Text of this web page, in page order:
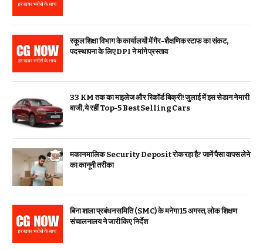
स्कूल शिक्षा विभाग के कार्यालयों में गैर-शैक्षणिक स्टाफ का संकट,
पदस्थापना के लिए DPI ने मांगे प्रस्ताव
33 KM तक का माइलेज और रिकॉर्ड बिक्री! जुलाई में इस सेडान ने मारी
बाजी, ये रहीं Top-5 Best Selling Cars
मकान मालिक Security Deposit रोक रहा है? जानें पैसा वापस लेने
का कानूनी तरीका
बिना शाला प्रबंधन समिति (SMC) के मनेगा 15 अगस्त, लोक शिक्षण
संचालनालय ने जारी किए निर्देश